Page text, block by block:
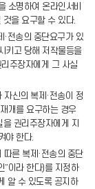
소명하여 온라인서비
것을 요구할 수 있다.
전송의 중단요구가 있
키고 당해 저작물등을
주장자에게 그 사실
자신의 복제·전송이 정
개를 요구하는 경우
권리주장자에게 지
야 한다.
른 복제·전송의 중단
”이라 한다)를 지정하
알 수 있도록 공지하